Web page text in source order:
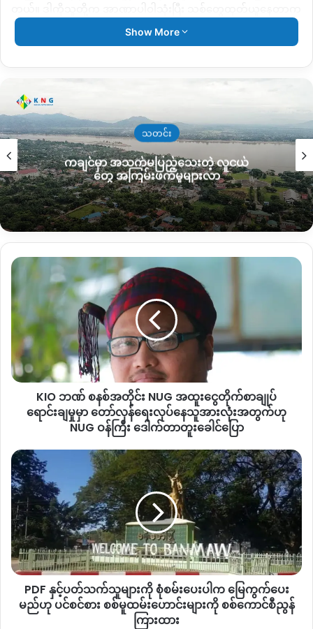
မကောင်းဘူး။ ဒါကို ဘယ်မှ သဘောမတူကြပါဘူး” ဟု ပြောဆို
သည်။
ဒေသခံပြည်သူများ နှစ်ကြာရှည် CF မြေနေရာအဖြစ် သတ်မှတ်ထား
သည့် သစ်တောနေရာတွင် သစ်ထုတ်ယူနေသည့် လုပ်ရပ်ကို အမြန်
ရပ်တန့်ပေးစေလိုကြောင်းနှင့် သူကဆက်ဆိုထားသည်။
“သူတို့လုပ်နေတဲ့ ပုံစံက ဒေသခံတွေကို ဂရုမစိုက်တဲ့ပုံစံ ဖြစ်နေ
တယ်။ ဒါကို ကျနော်တို့က လက်ခံစရာအကြောင်း မရှိဘူး။ အသုံးလို
လို့ သစ်ထုတ်ယူတယ်ဆိုရင်တောင် လိုတာထက်ပိုနေပြီ။ ဒီနေရာက
ကျနော်တို့ ဒေသခံတွေအားလုံးနဲ့ဆိုင်တဲ့ နေရာဖြစ်တဲ့အတွက် ရွာခံ
တွေကို အသိပေးသင့်တယ်။ ရှိတဲ့ အာဏာကို ဗန်းပြပြီး လုပ်ချင်
သလို စိတ်ကြိုက်လုပ်လို့မှ မရတာ။ ဒါကြောင့် တောင်းဆိုချင်တာက
ပြောဆိုသည်။
လက်ရှိ သစ်ထုတ်ယူနေသည့် နေရာမှာ ဝါရာဇွပ်ကျေးရွာ၏
အနောက်ဘက်ခြမ်း ၃မိုင်ခန့်အကွာတွင်ဖြစ်ပြီး ၂၀၁၃ ခုနှစ်
နောက်ပိုင်း CF နေရာအဖြစ် ဒေသခံများသတ်မှတ်ထားသော
သစ်တောမြေ ၁၅ ဧကတွင် ကျရောက်နေသောကြောင့် ဒေသခံပြည်
သူများက ကန့်ကွက်နေခြင်းဖြစ်ကြောင်း ဆိုသည်။
လက်ရှိ သစ်ထုတ်လုပ်နေသူတစ်ဦးက သစ်မထုတ်ခင်က ၎င်းထံသို့
အကြောင်းကြားမှုရှိခဲ့ကြောင်း ဝါရာဇွပ်အုပ်ချုပ်ရေးမှူးထံမှ သိရ
“သူတို့သစ်ထုတ်ယူဖို့ ဖုန်းနဲ့အကြောင်းကြားလာတာရှိတယ်။
မွေးမြူရေးအတွက် လိုအပ်တဲ့ တဲဆောက်ဖို့ဆိုပြီး ပြောလာတယ်။
ကျနော်လည်း သက်ဆိုင်ရာ တာဝန်ရှိသူတွေကို အကြောင်းကြားပြီး
ရင်တော့ ထုတ်ယူဖို့ ပြောလိုက်တယ်။ ဒါပေမယ့် အဲ့ဒီနေရာဘက်မှာ
ဒေသခံတွေရဲ့ CF နေရာရှိတယ်။ အဲ့ထဲမှာရှိတဲ့ သစ်တွေကိုတော့ မ
ယူဖို့တော့ ပြောလိုက်တယ်။ ကျနော်လည်း အဲ့ဒီနေရာကို မရောက်
သေးတော့ သေချာမသိရသေးဘူး” ဟု ပြောဆိုထားသည်။
ဟူးကောင့်ချိုင့်ဝှမ်းဒေသ လီဒိုလမ်းမပေါ် ဒေသများတွင် ယခင်
Show More
သတင်း
ကချင်မှာ အသက်မပြည့်သေးတဲ့ လူငယ်
တွေ အကြမ်းဖက်မှုများလာ
KIO
အတိုင်း
NUG
အထူး
ငွေတိုက်
စာချုပ်
ရောင်းချ
တော်လှန်ရေး
နေ
သူ
အားလုံး
အတွက်
ဟု
NUG
ဝန်ကြီး
ဒေါက်တာ
တူး
ခေါင်
ပြော
KIO ဘဏ် စနစ်အတိုင်း NUG အထူးငွေတိုက်စာချုပ်
ရောင်းချမှုမှာ တော်လှန်ရေးလုပ်နေသူအားလုံးအတွက်ဟု
NUG ဝန်ကြီး ဒေါက်တာတူးခေါင်ပြော
PDF
နှင့်
ပတ်သက်
သူများ
ကို
စုံစမ်း
ပေး
ပါက
မြေကွက်
ပေး
မည်
PDF နှင့်ပတ်သက်သူများကို စုံစမ်းပေးပါက မြေကွက်ပေး
မည်ဟု ပင်စင်စား စစ်မူထမ်းဟောင်းများကို စစ်ကောင်စီညွန်
ကြားထား